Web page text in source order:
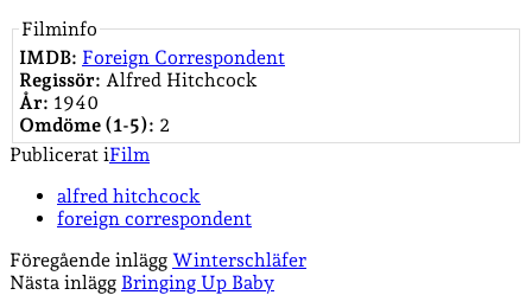
Filminfo
IMDB: Foreign Correspondent
Regissör: Alfred Hitchcock
År: 1940
Omdöme (1-5): 2
Publicerat iFilm
alfred hitchcock
foreign correspondent
Föregående inlägg Winterschläfer
Nästa inlägg Bringing Up Baby